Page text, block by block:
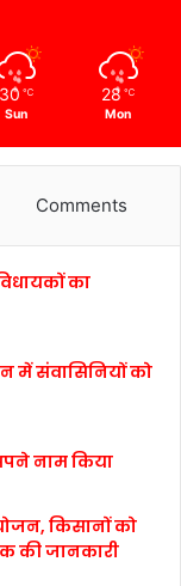
30 ℃
Sun
28 ℃
Mon
Comments
का
में संवासिनियों को
नाम किया
किसानों को
की जानकारी